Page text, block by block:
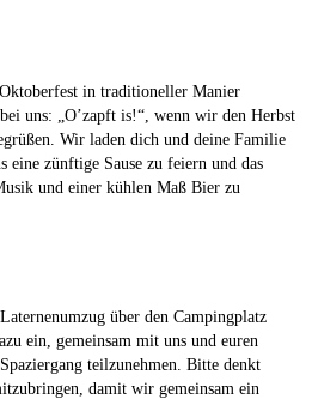
in traditioneller Manier
uns: „O’zapft is!“, wenn wir den Herbst
Wir laden dich und deine Familie
eine zünftige Sause zu feiern und das
und einer kühlen Maß Bier zu
über den Campingplatz
ein, gemeinsam mit uns und euren
teilzunehmen. Bitte denkt
damit wir gemeinsam ein